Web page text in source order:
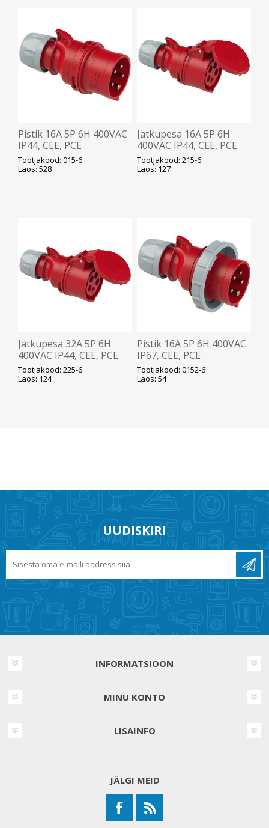
Pistik 16A 5P 6H 400VAC
IP44, CEE, PCE
Tootjakood: 015-6
Laos: 528
Jätkupesa 16A 5P 6H
400VAC IP44, CEE, PCE
Tootjakood: 215-6
Laos: 127
Jätkupesa 32A 5P 6H
400VAC IP44, CEE, PCE
Tootjakood: 225-6
Laos: 124
Pistik 16A 5P 6H 400VAC
IP67, CEE, PCE
Tootjakood: 0152-6
Laos: 54
UUDISKIRI
INFORMATSIOON
MINU KONTO
LISAINFO
JÄLGI MEID